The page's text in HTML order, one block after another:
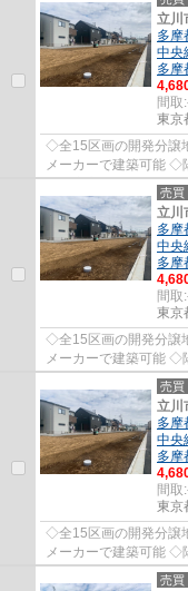
立川
多摩
中央
多摩
間取:
東京
◇全15区画の開発分譲
メーカーで建築可能 ◇
でも安心♪ ◇「スーパ
売買
立川
多摩
中央
多摩
間取:
東京
◇全15区画の開発分譲
メーカーで建築可能 ◇
でも安心♪ ◇「スーパ
売買
立川
多摩
中央
多摩
間取:
東京
◇全15区画の開発分譲
メーカーで建築可能 ◇
でも安心♪ ◇「スーパ
売買